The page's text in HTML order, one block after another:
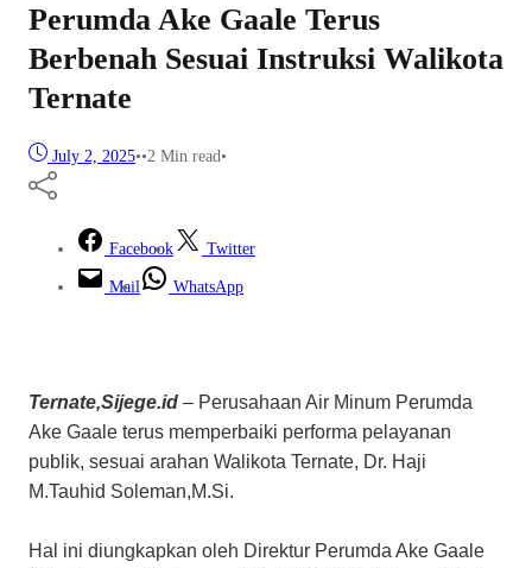
Perumda Ake Gaale Terus
Berbenah Sesuai Instruksi Walikota
Ternate
July 2, 2025••2 Min read•
Facebook Twitter
Mail WhatsApp
Ternate,Sijege.id – Perusahaan Air Minum Perumda
Ake Gaale terus memperbaiki performa pelayanan
publik, sesuai arahan Walikota Ternate, Dr. Haji
M.Tauhid Soleman,M.Si.
Hal ini diungkapkan oleh Direktur Perumda Ake Gaale